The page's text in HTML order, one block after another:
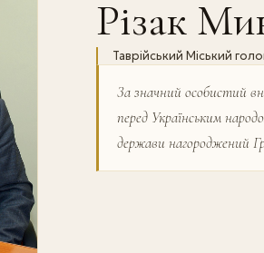
Різак
Таврійський Міський
За значний особистий
перед Українським
держави нагороджений